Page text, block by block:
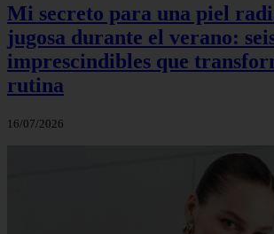
Mi secreto para una piel
jugosa durante el verano:
imprescindibles que
rutina
16/07/2026